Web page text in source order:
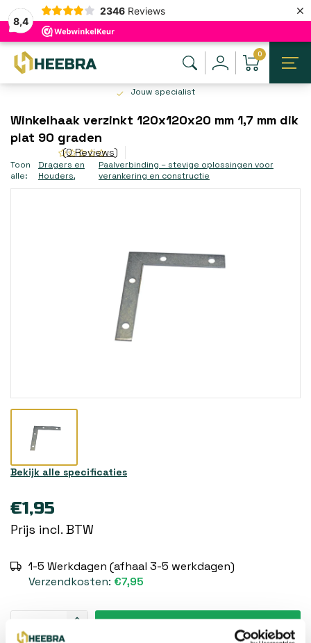
8,4
2346 Reviews ×
0
Jouw specialist
Winkelhaak verzinkt 120x120x20 mm 1,7 mm dik
plat 90 graden
(0 Reviews)
Toon
alle:
Dragers en
Houders,
Paalverbinding – stevige oplossingen voor
verankering en constructie
Bekijk alle specificaties
€1,95
Prijs incl. BTW
1-5 Werkdagen (afhaal 3-5 werkdagen)
Verzendkosten: €7,95
Toevoegen aan winkelwagen